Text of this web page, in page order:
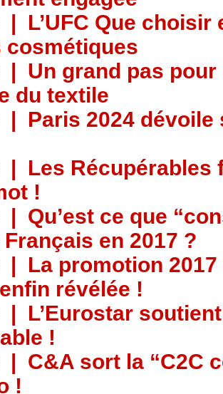
| L’UFC Que
cosmétiques
| Un grand pas
du textile
| Paris 2024
| Les Récupérables
!
| Qu’est ce que
en 2017 ?
| La promotion
révélée !
| L’Eurostar
!
| C&A sort la “C2C
!